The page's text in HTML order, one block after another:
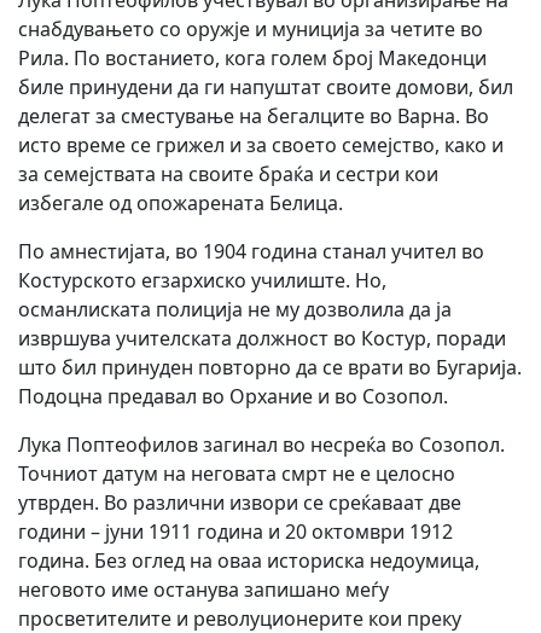
снабдувањето со оружје и муниција за четите во
Рила. По востанието, кога голем број Македонци
биле принудени да ги напуштат своите домови, бил
делегат за сместување на бегалците во Варна. Во
исто време се грижел и за своето семејство, како и
за семејствата на своите браќа и сестри кои
избегале од опожарената Белица.
По амнестијата, во 1904 година станал учител во
Костурското егзархиско училиште. Но,
османлиската полиција не му дозволила да ја
извршува учителската должност во Костур, поради
што бил принуден повторно да се врати во Бугарија.
Подоцна предавал во Орхание и во Созопол.
Лука Поптеофилов загинал во несреќа во Созопол.
Точниот датум на неговата смрт не е целосно
утврден. Во различни извори се среќаваат две
години – јуни 1911 година и 20 октомври 1912
година. Без оглед на оваа историска недоумица,
неговото име останува запишано меѓу
просветителите и револуционерите кои преку